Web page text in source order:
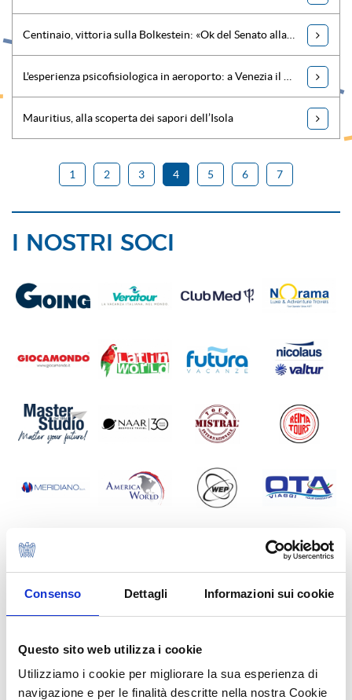
Consenso Dettagli Informazioni sui cookie
Questo sito web utilizza i cookie
Utilizziamo i cookie per migliorare la sua esperienza di
navigazione e per le finalità descritte nella nostra Cookie
Mauritius, alla scoperta dei sapori dell’Isola
1 2 3 4 5 6 7
I NOSTRI SOCI